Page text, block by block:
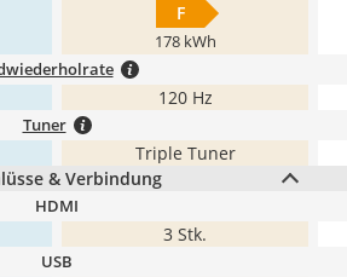
F
178 kWh
120 Hz
Tuner
Triple Tuner
& Verbindung
HDMI
3 Stk.
USB